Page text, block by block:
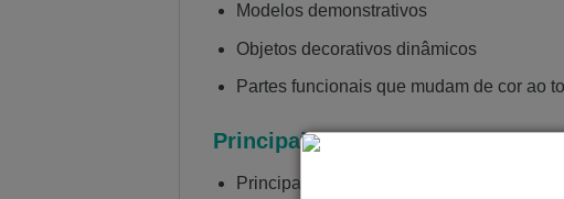
Modelos demonstrativos
Objetos decorativos dinâmicos
Partes funcionais que mudam de cor ao
Principais Vantagens
Principais Vantagens